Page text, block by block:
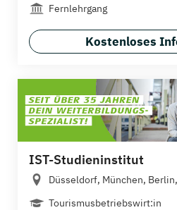
Fernlehrgang
Kostenloses
IST-Studieninstitut
Düsseldorf, München,
Tourismusbetriebswirt:in